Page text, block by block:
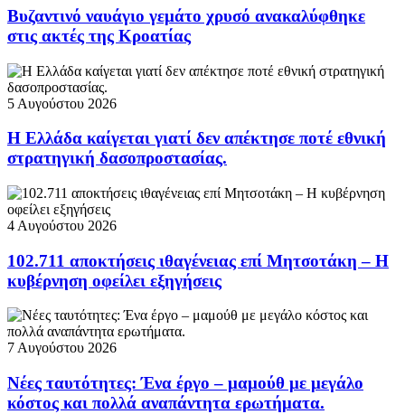
Βυζαντινό ναυάγιο γεμάτο χρυσό ανακαλύφθηκε
στις ακτές της Κροατίας
5 Αυγούστου 2026
Η Ελλάδα καίγεται γιατί δεν απέκτησε ποτέ εθνική
στρατηγική δασοπροστασίας.
4 Αυγούστου 2026
102.711 αποκτήσεις ιθαγένειας επί Μητσοτάκη – Η
κυβέρνηση οφείλει εξηγήσεις
7 Αυγούστου 2026
Νέες ταυτότητες: Ένα έργο – μαμούθ με μεγάλο
κόστος και πολλά αναπάντητα ερωτήματα.